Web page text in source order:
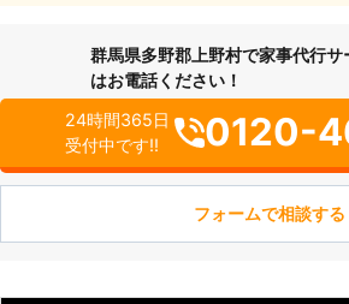
群馬県多野郡上野村で家事代行
はお電話ください！
24時間365日
受付中です!!
0120-
フォームで相談する